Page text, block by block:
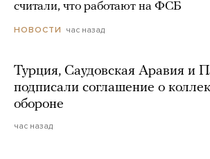
считали, что работают на ФСБ
НОВОСТИ час назад
Турция, Саудовская Аравия и
подписали соглашение о
обороне
час назад